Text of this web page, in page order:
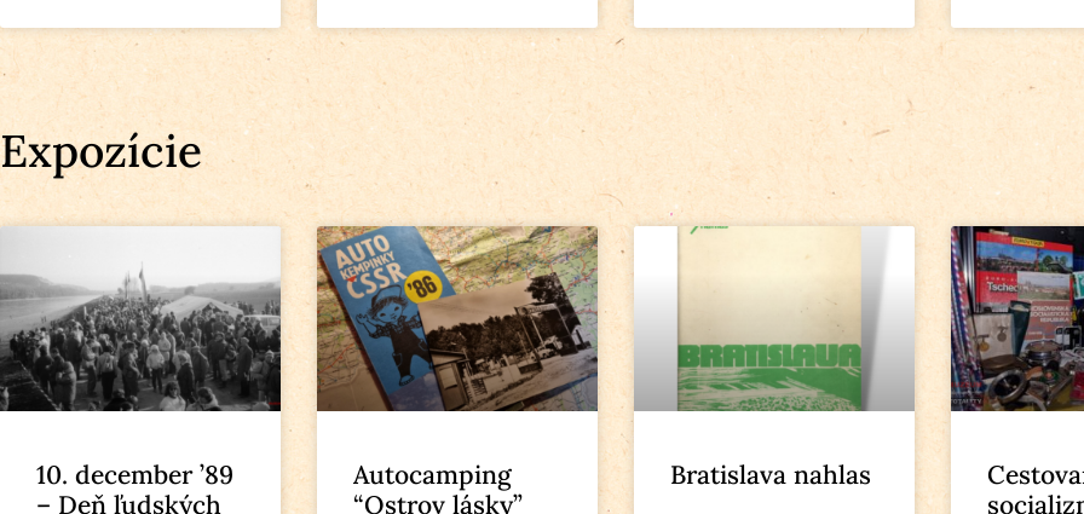
Expozície
10. december ’89
– Deň ľudských
Autocamping
“Ostrov lásky”
Bratislava nahlas